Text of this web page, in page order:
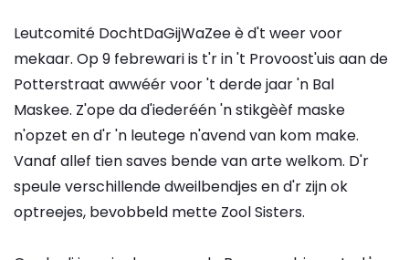
Leutcomité DochtDaGijWaZee è d't weer voor
mekaar. Op 9 febrewari is t'r in 't Provoost'uis aan de
Potterstraat awwéér voor 't derde jaar 'n Bal
Maskee. Z'ope da d'iederéén 'n stikgèèf maske
n'opzet en d'r 'n leutege n'avend van kom make.
Vanaf allef tien saves bende van arte welkom. D'r
speule verschillende dweilbendjes en d'r zijn ok
optreejes, bevobbeld mette Zool Sisters.